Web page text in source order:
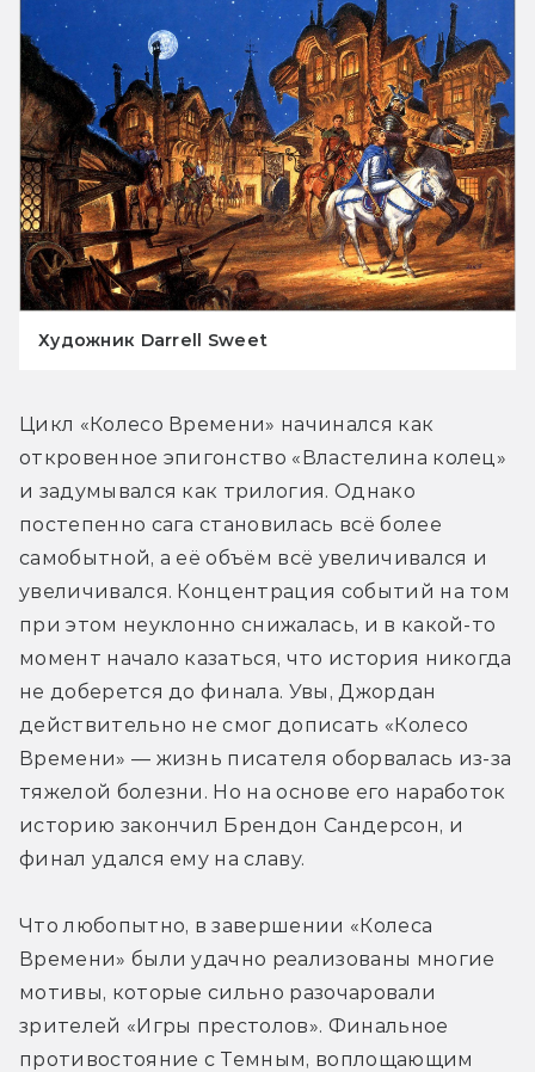
Художник Darrell Sweet
Цикл «Колесо Времени» начинался как
откровенное эпигонство «Властелина колец»
и задумывался как трилогия. Однако
постепенно сага становилась всё более
самобытной, а её объём всё увеличивался и
увеличивался. Концентрация событий на том
при этом неуклонно снижалась, и в какой-то
момент начало казаться, что история никогда
не доберется до финала. Увы, Джордан
действительно не смог дописать «Колесо
Времени» — жизнь писателя оборвалась из-за
тяжелой болезни. Но на основе его наработок
историю закончил Брендон Сандерсон, и
финал удался ему на славу.
Что любопытно, в завершении «Колеса
Времени» были удачно реализованы многие
мотивы, которые сильно разочаровали
зрителей «Игры престолов». Финальное
противостояние с Темным, воплощающим